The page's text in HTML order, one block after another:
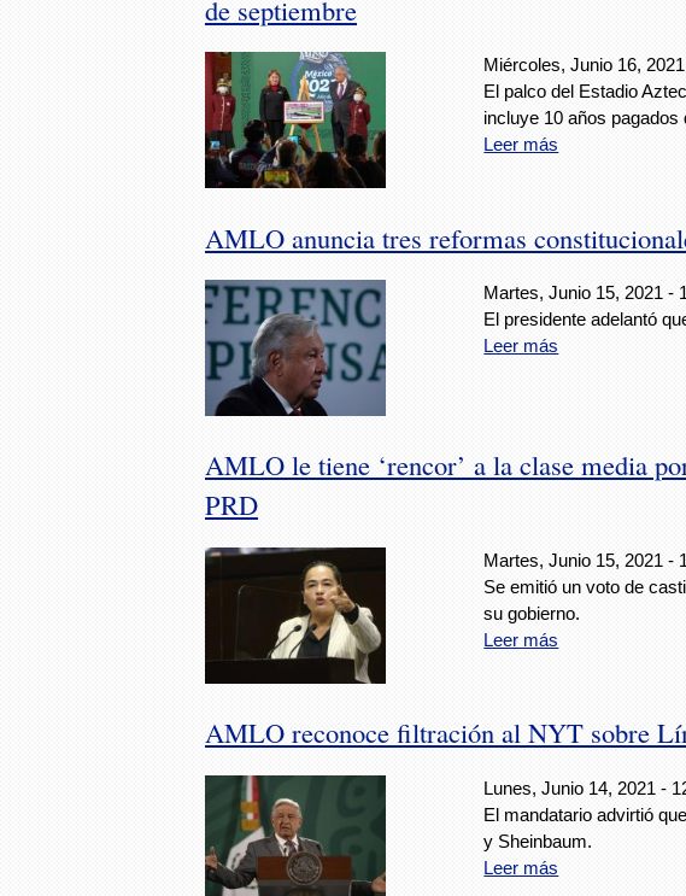
de septiembre
Miércoles, Junio 16,
El palco del Estadio
incluye 10 años pagados
Leer más
AMLO anuncia tres reformas
Martes, Junio 15, 2021 -
El presidente adelantó
Leer más
AMLO le tiene ‘rencor’ a la clase media
PRD
Martes, Junio 15, 2021 -
Se emitió un voto de
su gobierno.
Leer más
AMLO reconoce filtración al NYT sobre
Lunes, Junio 14, 2021 -
El mandatario advirtió
y Sheinbaum.
Leer más